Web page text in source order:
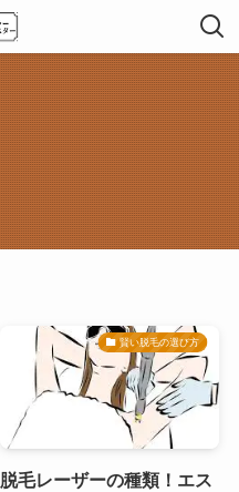
賢い脱毛の選び方
脱毛レーザーの種類！エス